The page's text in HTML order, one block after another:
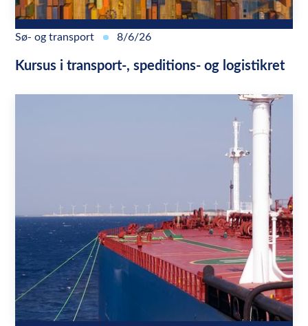
Sø- og transport 8/6/26
Kursus i transport-, speditions- og logistikret